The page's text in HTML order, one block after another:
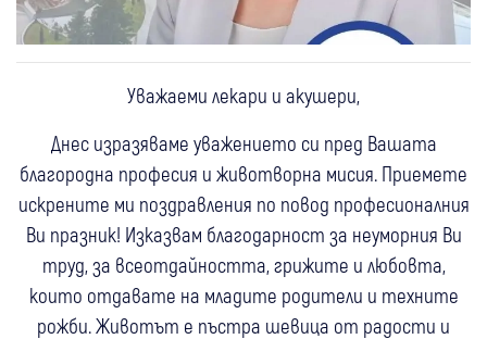
Уважаеми лекари и акушери,
Днес изразяваме уважението си пред Вашата
благородна професия и животворна мисия. Приемете
искрените ми поздравления по повод професионалния
Ви празник! Изказвам благодарност за неуморния Ви
труд, за всеотдайността, грижите и любовта,
които отдавате на младите родители и техните
рожби. Животът е пъстра шевица от радости и